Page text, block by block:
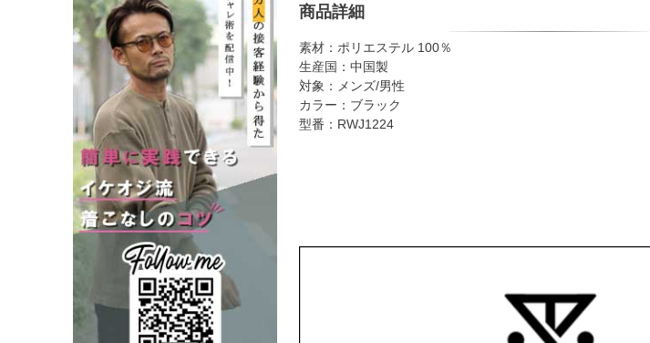
商品詳細
素材：ポリエステル 100％
生産国：中国製
対象：メンズ/男性
カラー：ブラック
型番：RWJ1224